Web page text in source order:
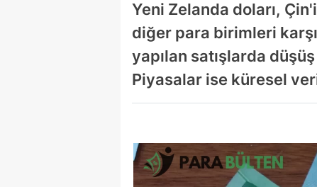
Yeni Zelanda doları,
diğer para birimleri
yapılan satışlarda
Piyasalar ise küresel